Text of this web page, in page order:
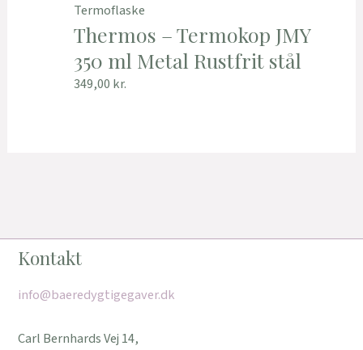
Termoflaske
Thermos – Termokop JMY
350 ml Metal Rustfrit stål
349,00 kr.
Kontakt
info@baeredygtigegaver.dk
Carl Bernhards Vej 14,